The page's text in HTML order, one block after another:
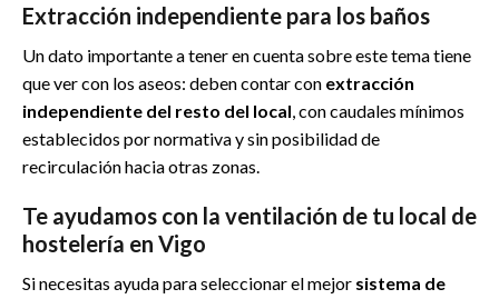
Extracción independiente para los baños
Un dato importante a tener en cuenta sobre este tema tiene
que ver con los aseos: deben contar con extracción
independiente del resto del local, con caudales mínimos
establecidos por normativa y sin posibilidad de
recirculación hacia otras zonas.
Te ayudamos con la ventilación de tu local de
hostelería en Vigo
Si necesitas ayuda para seleccionar el mejor sistema de